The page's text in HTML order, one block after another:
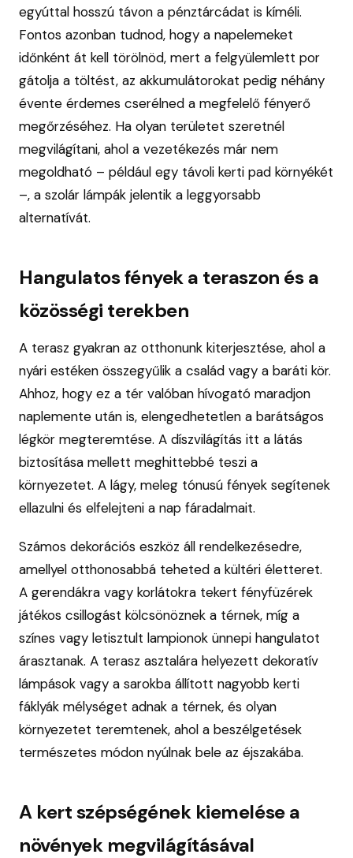
egyúttal hosszú távon a pénztárcádat is kíméli.
Fontos azonban tudnod, hogy a napelemeket
időnként át kell törölnöd, mert a felgyülemlett por
gátolja a töltést, az akkumulátorokat pedig néhány
évente érdemes cserélned a megfelelő fényerő
megőrzéséhez. Ha olyan területet szeretnél
megvilágítani, ahol a vezetékezés már nem
megoldható – például egy távoli kerti pad környékét
–, a szolár lámpák jelentik a leggyorsabb
alternatívát.
Hangulatos fények a teraszon és a
közösségi terekben
A terasz gyakran az otthonunk kiterjesztése, ahol a
nyári estéken összegyűlik a család vagy a baráti kör.
Ahhoz, hogy ez a tér valóban hívogató maradjon
naplemente után is, elengedhetetlen a barátságos
légkör megteremtése. A díszvilágítás itt a látás
biztosítása mellett meghittebbé teszi a
környezetet. A lágy, meleg tónusú fények segítenek
ellazulni és elfelejteni a nap fáradalmait.
Számos dekorációs eszköz áll rendelkezésedre,
amellyel otthonosabbá teheted a kültéri életteret.
A gerendákra vagy korlátokra tekert fényfüzérek
játékos csillogást kölcsönöznek a térnek, míg a
színes vagy letisztult lampionok ünnepi hangulatot
árasztanak. A terasz asztalára helyezett dekoratív
lámpások vagy a sarokba állított nagyobb kerti
fáklyák mélységet adnak a térnek, és olyan
környezetet teremtenek, ahol a beszélgetések
természetes módon nyúlnak bele az éjszakába.
A kert szépségének kiemelése a
növények megvilágításával